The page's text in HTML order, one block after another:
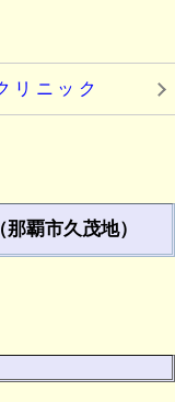
リニック
覇市久茂地）